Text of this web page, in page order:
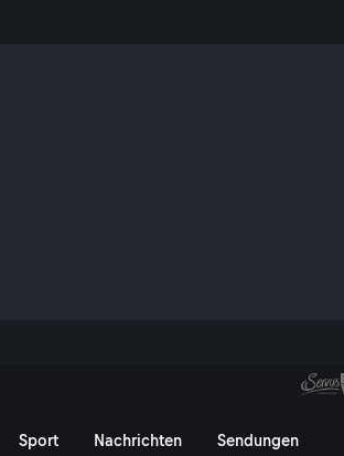
Sport Nachrichten Sendungen
- ServusTV On